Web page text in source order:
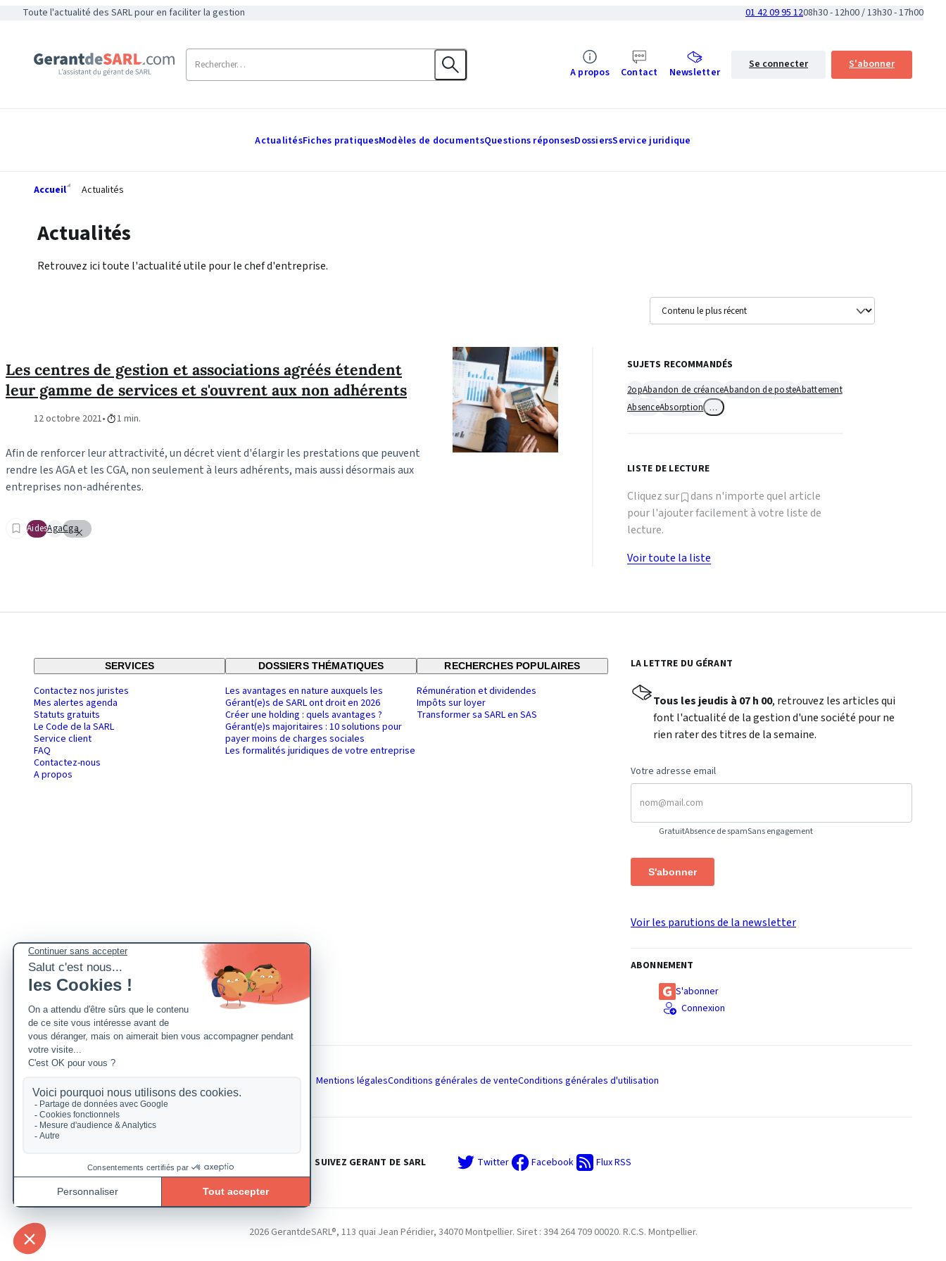
Toute l'actualité des SARL pour en faciliter la gestion 01 42 09 95 1208h30 - 12h00 / 13h30 - 17h00
A propos Contact Newsletter
Se connecter S'abonner
ActualitésFiches pratiquesModèles de documentsQuestions réponsesDossiersService juridique
Accueil Actualités
Actualités
Retrouvez ici toute l'actualité utile pour le chef d'entreprise.
Les centres de gestion et associations agréés étendent
leur gamme de services et s'ouvrent aux non adhérents
12 octobre 2021 1 min.
Afin de renforcer leur attractivité, un décret vient d'élargir les prestations que peuvent
rendre les AGA et les CGA, non seulement à leurs adhérents, mais aussi désormais aux
entreprises non-adhérentes.
AidesAgaCga
SUJETS RECOMMANDÉS
2opAbandon de créanceAbandon de posteAbattement
AbsenceAbsorption
LISTE DE LECTURE
Cliquez sur
dans n'importe quel article
pour l'ajouter facilement à votre liste de
lecture.
Voir toute la liste
SERVICES
Contactez nos juristes
Mes alertes agenda
Statuts gratuits
Le Code de la SARL
Service client
FAQ
Contactez-nous
A propos
DOSSIERS THÉMATIQUES
Les avantages en nature auxquels les
Gérant(e)s de SARL ont droit en 2026
Créer une holding : quels avantages ?
Gérant(e)s majoritaires : 10 solutions pour
payer moins de charges sociales
Les formalités juridiques de votre entreprise
RECHERCHES POPULAIRES
Rémunération et dividendes
Impôts sur loyer
Transformer sa SARL en SAS
LA LETTRE DU GÉRANT
Tous les jeudis à 07 h 00, retrouvez les articles qui
font l'actualité de la gestion d'une société pour ne
rien rater des titres de la semaine.
Votre adresse email
GratuitAbsence de spamSans engagement
S'abonner
Voir les parutions de la newsletter
ABONNEMENT
S'abonner
Connexion
Mentions légalesConditions générales de venteConditions générales d'utilisation
SUIVEZ GERANT DE SARL Twitter Facebook Flux RSS
2026 GerantdeSARL®, 113 quai Jean Péridier, 34070 Montpellier. Siret : 394 264 709 00020. R.C.S. Montpellier.